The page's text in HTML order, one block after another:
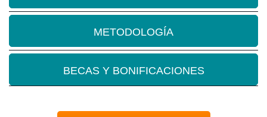
METODOLOGÍA
BECAS Y BONIFICACIONES